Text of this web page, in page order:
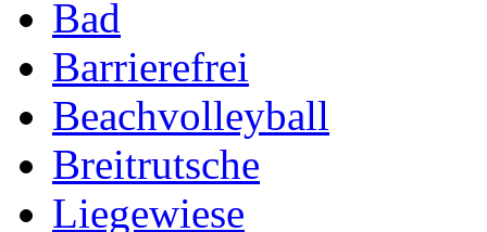
Bad
Barrierefrei
Beachvolleyball
Breitrutsche
Liegewiese